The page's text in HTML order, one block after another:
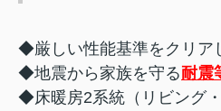
◆厳しい性能基準をクリア
◆地震から家族を守る耐震
◆床暖房2系統（リビング